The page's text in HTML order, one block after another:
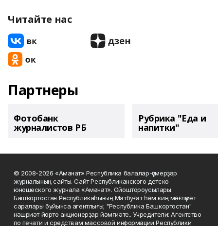
Читайте нас
Партнеры
Фотобанк
журналистов РБ
Рубрика "Еда и
напитки"
© 2008-2026 «Аманат» Республика балалар-үҫмерҙәр
журналының сайты. Сайт Республиканского детско-
юношеского журнала «Аманат». Ойоштороусылары:
Башҡортостан Республикаһының Матбуғат һәм киң мәғлүмәт
саралары буйынса агентлығы; "Республика Башкортостан"
нәшриәт йорто акционерҙар йәмғиәте.. Учредители: Агентство
по печати и средствам массовой информации Республики